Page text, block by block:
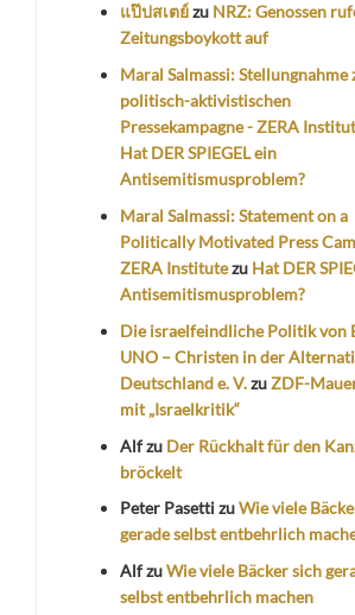
แป๊ปสเตย์zu NRZ: Genossen
Zeitungsboykott auf
Maral Salmassi: Stellungnahme
politisch-aktivistischen
Pressekampagne - ZERA
Hat DER SPIEGEL ein
Antisemitismusproblem?
Maral Salmassi: Statement on a
Politically Motivated Press
ZERA Institutezu Hat DER
Antisemitismusproblem?
Die israelfeindliche Politik von
UNO – Christen in der
Deutschland e. V.zuZDF-
mit „Israelkritik“
Alfzu Der Rückhalt für den
bröckelt
Peter PasettizuWie viele
gerade selbst entbehrlich
AlfzuWie viele Bäcker sich
selbst entbehrlich machen